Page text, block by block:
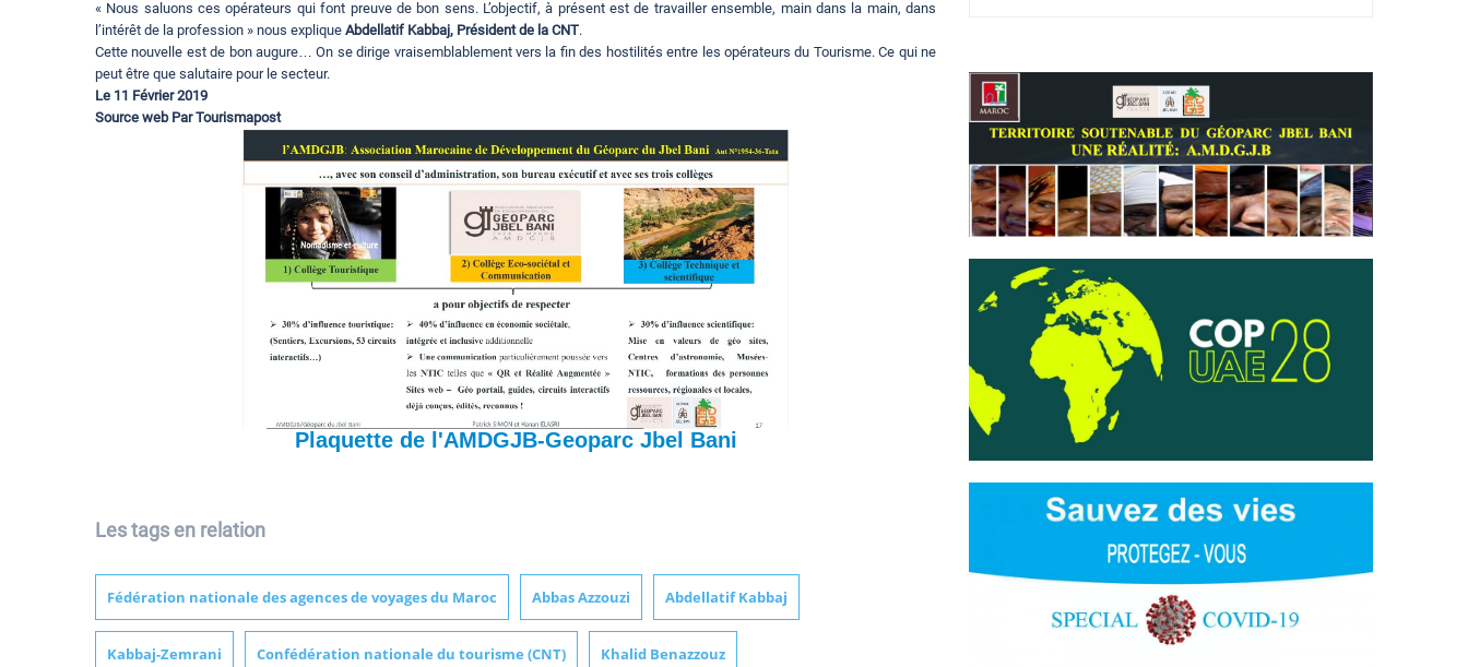
« Nous saluons ces opérateurs qui font preuve de bon sens. L’objectif, à présent est de travailler ensemble, main dans la main, dans
l’intérêt de la profession » nous explique Abdellatif Kabbaj, Président de la CNT.
Cette nouvelle est de bon augure… On se dirige vraisemblablement vers la fin des hostilités entre les opérateurs du Tourisme. Ce qui ne
peut être que salutaire pour le secteur.
Le 11 Février 2019
Source web Par Tourismapost
Plaquette de l'AMDGJB-Geoparc Jbel Bani
Les tags en relation
Fédération nationale des agences de voyages du Maroc Abbas Azzouzi Abdellatif Kabbaj
Kabbaj-Zemrani Confédération nationale du tourisme (CNT) Khalid Benazzouz